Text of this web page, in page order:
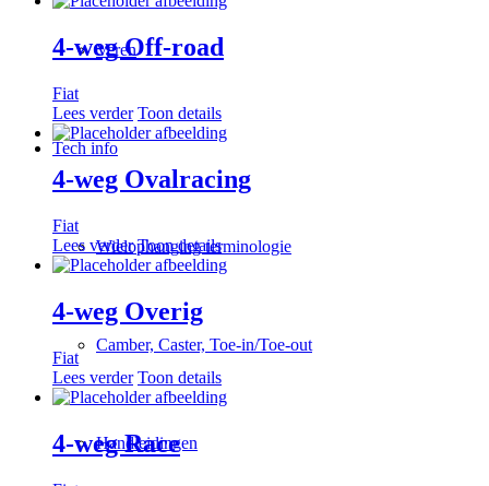
Veren
Tech info
Wielophanging terminologie
Camber, Caster, Toe-in/Toe-out
Handleidingen
4-weg Off-road
Fiat
Lees verder Toon details
4-weg Ovalracing
Fiat
Lees verder Toon details
4-weg Overig
Fiat
Lees verder Toon details
4-weg Race